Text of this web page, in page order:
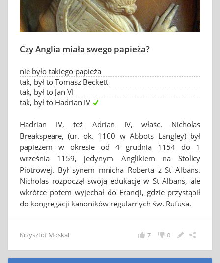
Czy Anglia miała swego papieża?
nie było takiego papieża
tak, był to Tomasz Beckett
tak, był to Jan VI
tak, był to Hadrian IV
Hadrian IV, też Adrian IV, właśc. Nicholas
Breakspeare, (ur. ok. 1100 w Abbots Langley) był
papieżem w okresie od 4 grudnia 1154 do 1
września 1159, jedynym Anglikiem na Stolicy
Piotrowej. Był synem mnicha Roberta z St Albans.
Nicholas rozpoczął swoją edukację w St Albans, ale
wkrótce potem wyjechał do Francji, gdzie przystąpił
do kongregacji kanoników regularnych św. Rufusa.
Krzysztof Moskal 0
7